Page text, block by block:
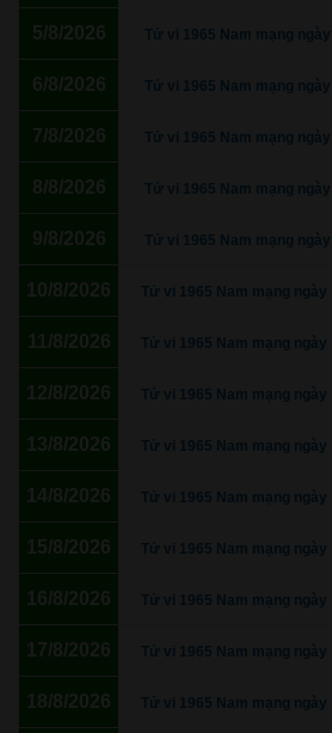
5/8/2026 Tử vi 1965 Nam mạng
6/8/2026 Tử vi 1965 Nam mạng
7/8/2026 Tử vi 1965 Nam mạng
8/8/2026 Tử vi 1965 Nam mạng
9/8/2026 Tử vi 1965 Nam mạng
10/8/2026 Tử vi 1965 Nam mạng ngày
11/8/2026 Tử vi 1965 Nam mạng ngày
12/8/2026 Tử vi 1965 Nam mạng ngày
13/8/2026 Tử vi 1965 Nam mạng ngày
14/8/2026 Tử vi 1965 Nam mạng ngày
15/8/2026 Tử vi 1965 Nam mạng ngày
16/8/2026 Tử vi 1965 Nam mạng ngày
17/8/2026 Tử vi 1965 Nam mạng ngày
18/8/2026 Tử vi 1965 Nam mạng ngày